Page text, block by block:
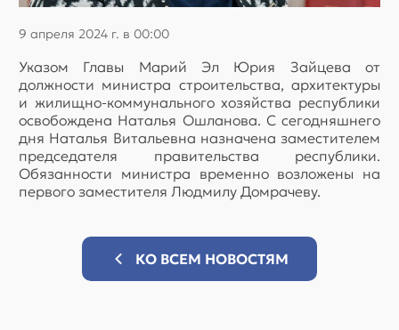
9 апреля 2024 г. в 00:00
Указом Главы Марий Эл Юрия Зайцева от
должности министра строительства, архитектуры
и жилищно-коммунального хозяйства республики
освобождена Наталья Ошланова. С сегодняшнего
дня Наталья Витальевна назначена заместителем
председателя правительства республики.
Обязанности министра временно возложены на
первого заместителя Людмилу Домрачеву.
КО ВСЕМ НОВОСТЯМ